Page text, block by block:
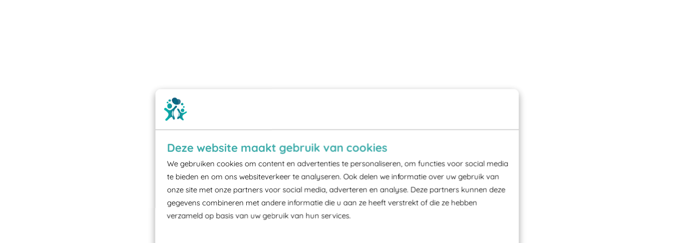
Deze website maakt gebruik van cookies
We gebruiken cookies om content en advertenties te personaliseren, om functies voor social media
te bieden en om ons websiteverkeer te analyseren. Ook delen we informatie over uw gebruik van
onze site met onze partners voor social media, adverteren en analyse. Deze partners kunnen deze
gegevens combineren met andere informatie die u aan ze heeft verstrekt of die ze hebben
verzameld op basis van uw gebruik van hun services.